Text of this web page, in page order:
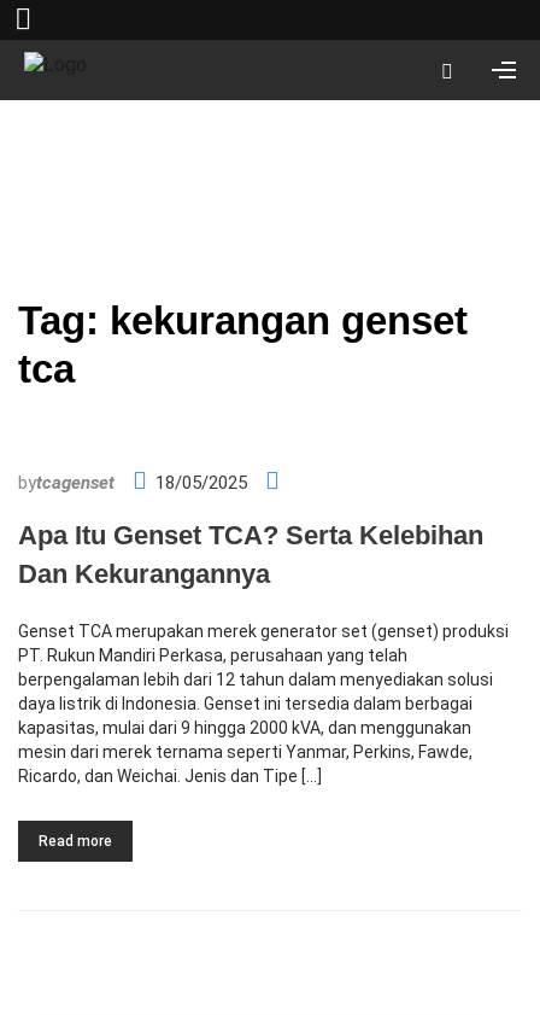
Tag: kekurangan genset
tca
bytcagenset 18/05/2025
Apa Itu Genset TCA? Serta Kelebihan
Dan Kekurangannya
Genset TCA merupakan merek generator set (genset) produksi
PT. Rukun Mandiri Perkasa, perusahaan yang telah
berpengalaman lebih dari 12 tahun dalam menyediakan solusi
daya listrik di Indonesia. Genset ini tersedia dalam berbagai
kapasitas, mulai dari 9 hingga 2000 kVA, dan menggunakan
mesin dari merek ternama seperti Yanmar, Perkins, Fawde,
Ricardo, dan Weichai. Jenis dan Tipe […]
Read more